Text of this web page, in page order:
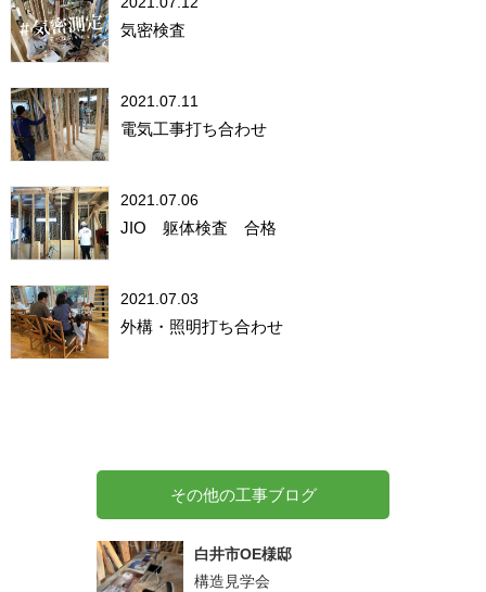
気密検査
2021.07.11
電気工事打ち合わせ
2021.07.06
JIO 躯体検査 合格
2021.07.03
外構・照明打ち合わせ
その他の工事ブログ
白井市OE様邸
構造見学会